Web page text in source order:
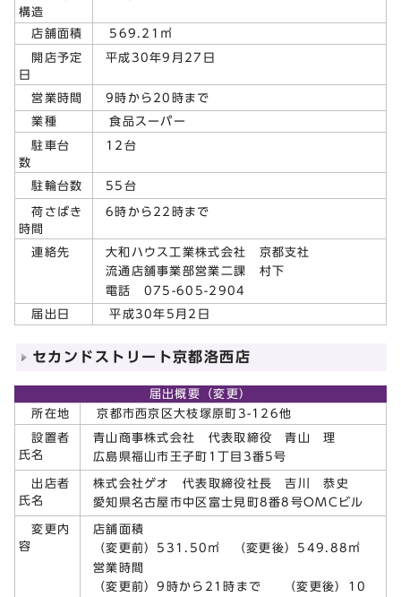
構造
店舗面積 569.21㎡
開店予定
日
平成30年9月27日
営業時間 9時から20時まで
業種 食品スーパー
駐車台
数
12台
駐輪台数 55台
荷さばき
時間
6時から22時まで
連絡先
大和ハウス工業株式会社 京都支社
流通店舗事業部営業二課 村下
電話 075-605-2904
届出日 平成30年5月2日
セカンドストリート京都洛西店
届出概要（変更）
所在地
京都市西京区大枝塚原町3-126他
設置者
氏名
青山商事株式会社 代表取締役 青山 理
広島県福山市王子町1丁目3番5号
出店者
氏名
株式会社ゲオ 代表取締役社長 吉川 恭史
愛知県名古屋市中区富士見町8番8号OMCビル
変更内
容
店舗面積
（変更前）531.50㎡ （変更後）549.88㎡
営業時間
（変更前）9時から21時まで （変更後）10